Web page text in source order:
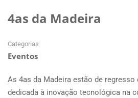
4as da Madeira
Categorias
Eventos
As 4as da Madeira estão de
dedicada à inovação tecnológica na